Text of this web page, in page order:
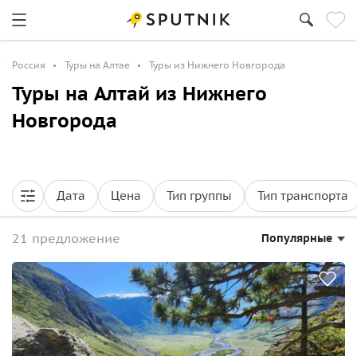
Россия Туры на Алтае Туры из Нижнего Новгорода
Туры на Алтай из Нижнего
Новгорода
Дата Цена Тип группы Тип транспорта
21 предложение Популярные